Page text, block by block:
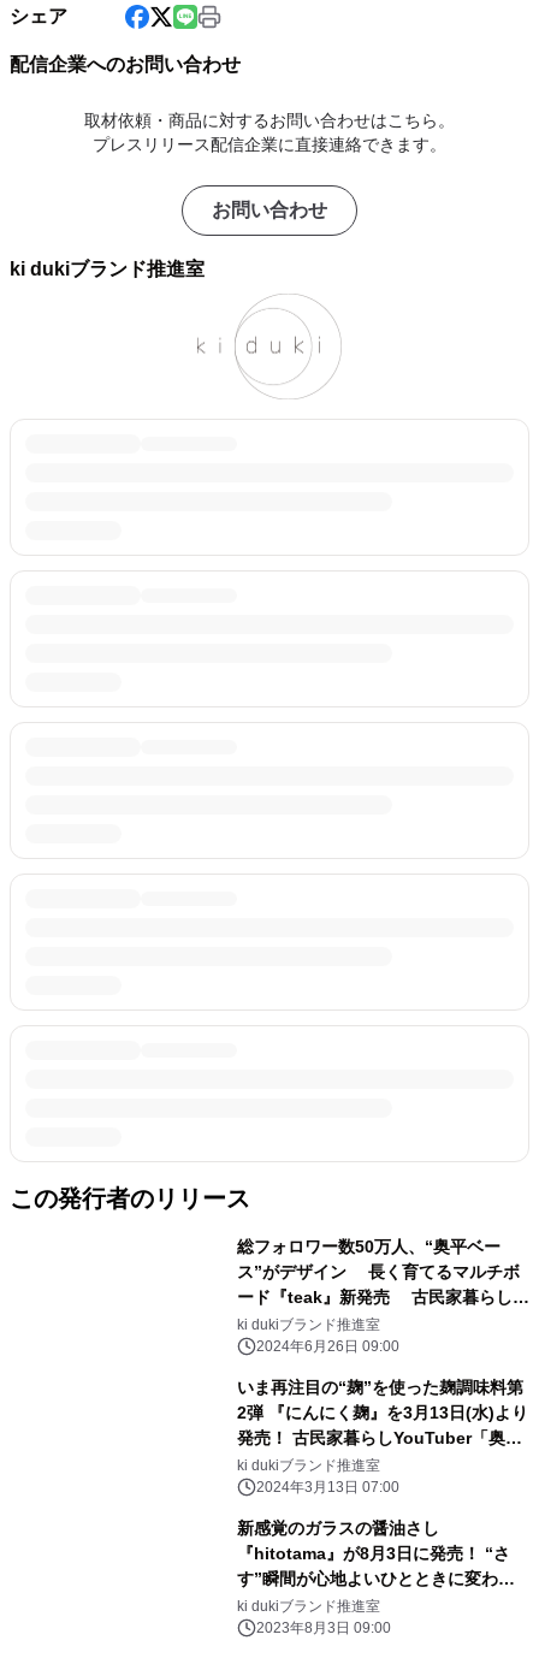
シェア
配信企業へのお問い合わせ
取材依頼・商品に対するお問い合わせはこちら。
プレスリリース配信企業に直接連絡できます。
お問い合わせ
ki dukiブランド推進室
この発行者のリリース
総フォロワー数50万人、“奥平ベー
ス”がデザイン 長く育てるマルチボ
ード『teak』新発売 古民家暮らし
YouTuberが使いやすさにこだわった
新プロダクト
ki dukiブランド推進室
2024年6月26日 09:00
いま再注目の“麹”を使った麹調味料第
2弾 『にんにく麹』を3月13日(水)より
発売！ 古民家暮らしYouTuber「奥平
ベース」が愛用する万能調味料
ki dukiブランド推進室
2024年3月13日 07:00
新感覚のガラスの醤油さし
『hitotama』が8月3日に発売！ “さ
す”瞬間が心地よいひとときに変わ
る。 古民家で暮らす29歳、
YouTuber「奥平ベース」がデザイン
ki dukiブランド推進室
2023年8月3日 09:00